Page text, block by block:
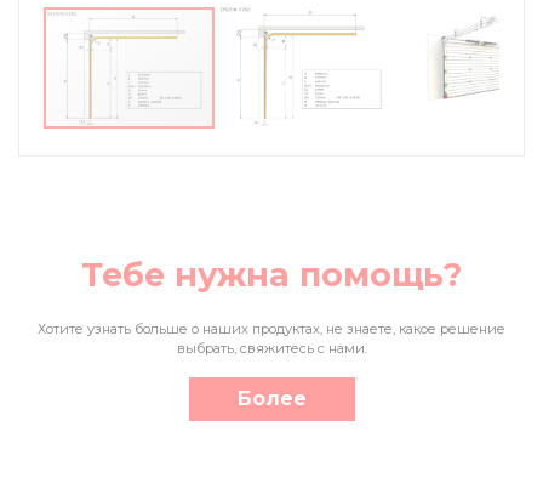
Тебе нужна помощь?
Хотите узнать больше о наших продуктах, не знаете, какое решение
выбрать, свяжитесь с нами.
Более